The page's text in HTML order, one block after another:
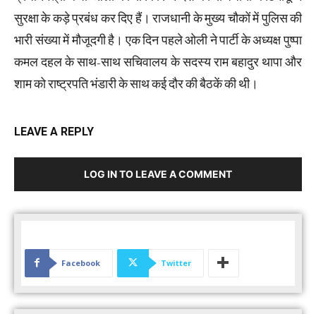
सुरक्षा के कड़े प्रबंध कर दिए हैं। राजधानी के मुख्य चौकों में पुलिस की
भारी संख्या में मौजूदगी है। एक दिन पहले ओली ने पार्टी के अध्यक्ष पुष्पा
कमल दहल के साथ-साथ सचिवालय के सदस्य राम बहादुर थापा और
शाम को राष्ट्रपति भंडारी के साथ कई दौर की बैठकें की थी।
LEAVE A REPLY
LOG IN TO LEAVE A COMMENT
Facebook Twitter